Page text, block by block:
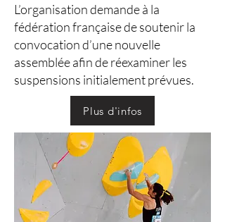
L’organisation demande à la
fédération française de soutenir la
convocation d’une nouvelle
assemblée afin de réexaminer les
suspensions initialement prévues.
Plus d'infos